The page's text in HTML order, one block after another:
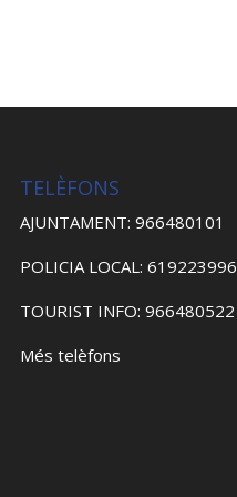
TELÈFONS
AJUNTAMENT: 966480101
POLICIA LOCAL: 619223996
TOURIST INFO: 966480522
Més telèfons